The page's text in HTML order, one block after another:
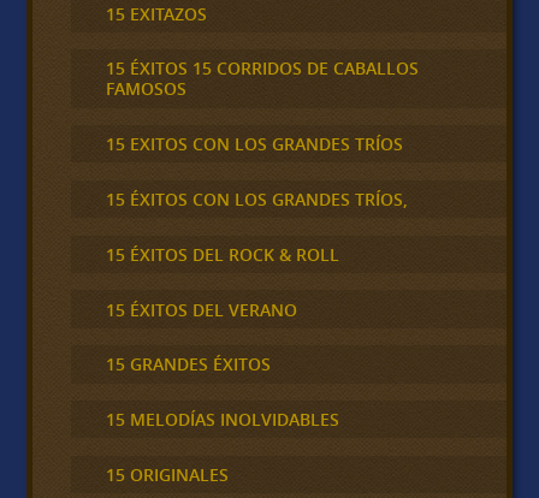
15 EXITAZOS
15 ÉXITOS 15 CORRIDOS DE CABALLOS
FAMOSOS
15 EXITOS CON LOS GRANDES TRÍOS
15 ÉXITOS CON LOS GRANDES TRÍOS,
15 ÉXITOS DEL ROCK & ROLL
15 ÉXITOS DEL VERANO
15 GRANDES ÉXITOS
15 MELODÍAS INOLVIDABLES
15 ORIGINALES